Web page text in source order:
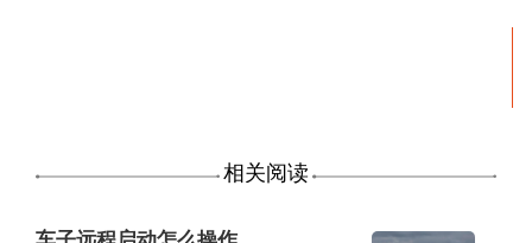
相关阅读